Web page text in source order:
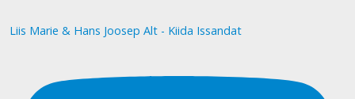
Liis Marie & Hans Joosep Alt - Kiida Issandat